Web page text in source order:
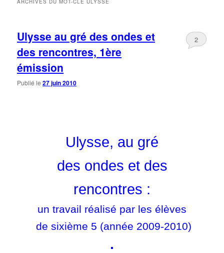
ARCHIVES DU MOT-CLÉULYSSE
Ulysse au gré des ondes et
des rencontres, 1ère
émission
Publié le27 juin 2010
2
Ulysse, au gré
des ondes et des
rencontres :
un travail réalisé par les élèves
de sixième 5 (année 2009-2010)